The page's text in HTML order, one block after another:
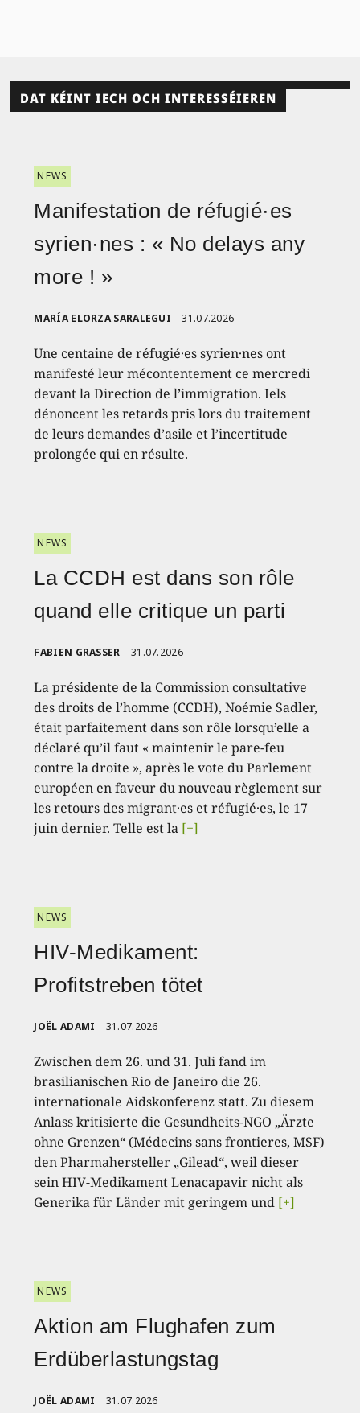
DAT KÉINT IECH OCH INTERESSÉIEREN
NEWS
Manifestation de réfugié·es
syrien·nes : « No delays any
more ! »
MARÍA ELORZA SARALEGUI 31.07.2026
Une centaine de réfugié·es syrien·nes ont
manifesté leur mécontentement ce mercredi
devant la Direction de l’immigration. Iels
dénoncent les retards pris lors du traitement
de leurs demandes d’asile et l’incertitude
prolongée qui en résulte.
NEWS
La CCDH est dans son rôle
quand elle critique un parti
FABIEN GRASSER 31.07.2026
La présidente de la Commission consultative
des droits de l’homme (CCDH), Noémie Sadler,
était parfaitement dans son rôle lorsqu’elle a
déclaré qu’il faut « maintenir le pare-feu
contre la droite », après le vote du Parlement
européen en faveur du nouveau règlement sur
les retours des migrant·es et réfugié·es, le 17
juin dernier. Telle est la [+]
NEWS
HIV-Medikament:
Profitstreben tötet
JOËL ADAMI 31.07.2026
Zwischen dem 26. und 31. Juli fand im
brasilianischen Rio de Janeiro die 26.
internationale Aidskonferenz statt. Zu diesem
Anlass kritisierte die Gesundheits-NGO „Ärzte
ohne Grenzen“ (Médecins sans frontieres, MSF)
den Pharmahersteller „Gilead“, weil dieser
sein HIV-Medikament Lenacapavir nicht als
Generika für Länder mit geringem und [+]
NEWS
Aktion am Flughafen zum
Erdüberlastungstag
JOËL ADAMI 31.07.2026